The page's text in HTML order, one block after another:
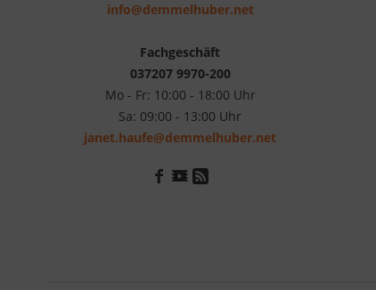
info@demmelhuber.net
Fachgeschäft
037207 9970-200
Mo - Fr: 10:00 - 18:00 Uhr
Sa: 09:00 - 13:00 Uhr
janet.haufe@demmelhuber.net